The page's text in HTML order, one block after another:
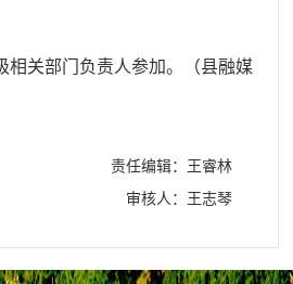
相关部门负责人参加。（县融媒
责任编辑：王睿林
审核人：王志琴